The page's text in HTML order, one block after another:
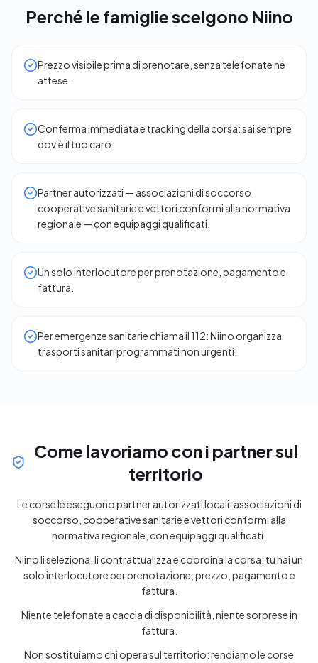
Perché le famiglie scelgono Niino
Prezzo visibile prima di prenotare, senza telefonate né
attese.
Conferma immediata e tracking della corsa: sai sempre
dov'è il tuo caro.
Partner autorizzati — associazioni di soccorso,
cooperative sanitarie e vettori conformi alla normativa
regionale — con equipaggi qualificati.
Un solo interlocutore per prenotazione, pagamento e
fattura.
Per emergenze sanitarie chiama il 112: Niino organizza
trasporti sanitari programmati non urgenti.
Come lavoriamo con i partner sul
territorio
Le corse le eseguono partner autorizzati locali: associazioni di
soccorso, cooperative sanitarie e vettori conformi alla
normativa regionale, con equipaggi qualificati.
Niino li seleziona, li contrattualizza e coordina la corsa: tu hai un
solo interlocutore per prenotazione, prezzo, pagamento e
fattura.
Niente telefonate a caccia di disponibilità, niente sorprese in
fattura.
Non sostituiamo chi opera sul territorio: rendiamo le corse